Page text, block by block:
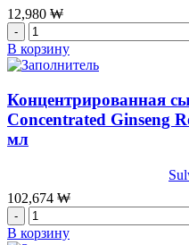
Toner
Pad
VT,60шт,
130мл
12,980 ₩
Количество
товара
Успокаивающая
CICA
EMULSION
,500мл
В корзину
Концентрированная
Concentrated Ginseng
мл
102,674 ₩
Количество
товара
В корзину